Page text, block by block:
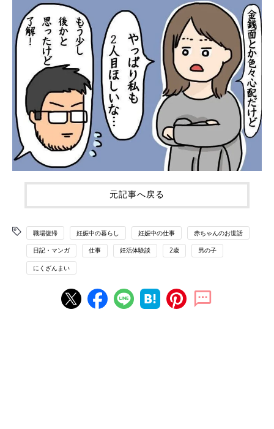
元記事へ戻る
職場復帰 妊娠中の暮らし 妊娠中の仕事 赤ちゃんのお世話
日記・マンガ 仕事 妊活体験談 2歳 男の子
にくざんまい